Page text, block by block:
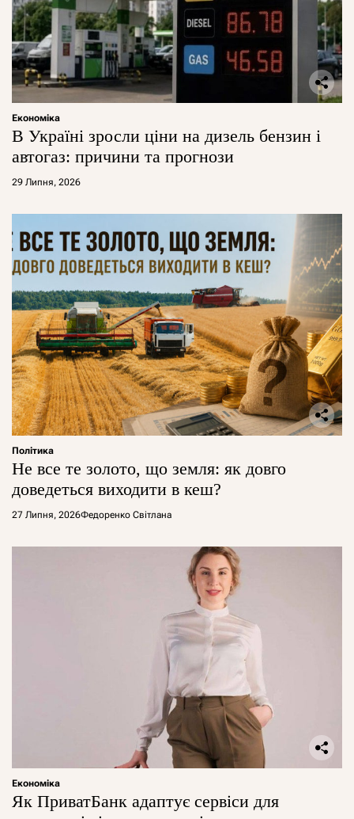
Економіка
В Україні зросли ціни на дизель бензин і
автогаз: причини та прогнози
29 Липня, 2026
Політика
Не все те золото, що земля: як довго
доведеться виходити в кеш?
27 Липня, 2026Федоренко Світлана
Економіка
Як ПриватБанк адаптує сервіси для